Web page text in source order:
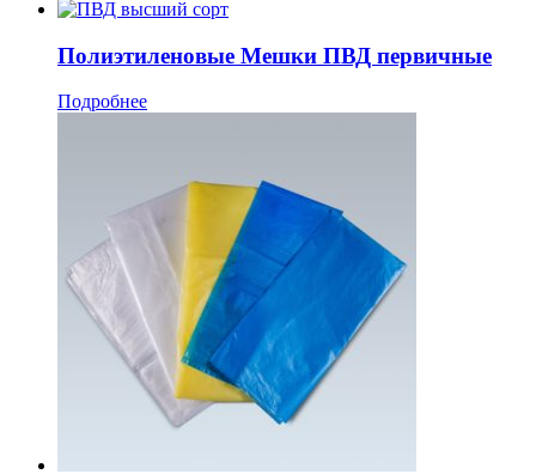
Полиэтиленовые Мешки ПВД первичные
Подробнее